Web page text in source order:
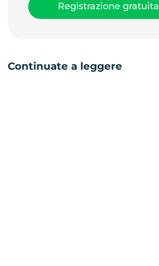
Registrazione gratuita
Continuate a leggere